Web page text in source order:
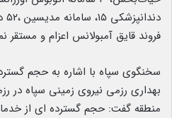
فروند قایق آمبولانس اعزام و مستقر
سخنگوی سپاه با اشاره به حجم
منطقه گفت: حجم گسترده ای از